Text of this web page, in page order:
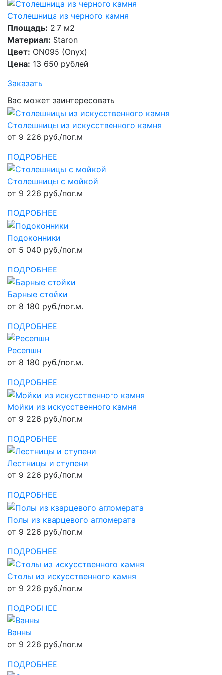
Столешница из черного камня
Площадь: 2,7 м2
Материал: Staron
Цвет: ON095 (Onyx)
Цена: 13 650 рублей
Заказать
Вас может заинтересовать
Столешницы из искусственного камня
от 9 226 руб./пог.м
ПОДРОБНЕЕ
Столешницы с мойкой
от 9 226 руб./пог.м
ПОДРОБНЕЕ
Подоконники
от 5 040 руб./пог.м
ПОДРОБНЕЕ
Барные стойки
от 8 180 руб./пог.м.
ПОДРОБНЕЕ
Ресепшн
от 8 180 руб./пог.м.
ПОДРОБНЕЕ
Мойки из искусственного камня
от 9 226 руб./пог.м
ПОДРОБНЕЕ
Лестницы и ступени
от 9 226 руб./пог.м
ПОДРОБНЕЕ
Полы из кварцевого агломерата
от 9 226 руб./пог.м
ПОДРОБНЕЕ
Столы из искусственного камня
от 9 226 руб./пог.м
ПОДРОБНЕЕ
Ванны
от 9 226 руб./пог.м
ПОДРОБНЕЕ